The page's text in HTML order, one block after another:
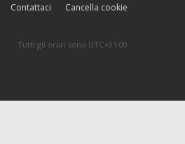
Cancella cookie
Contattaci
Tutti gli orari sono UTC+01:00